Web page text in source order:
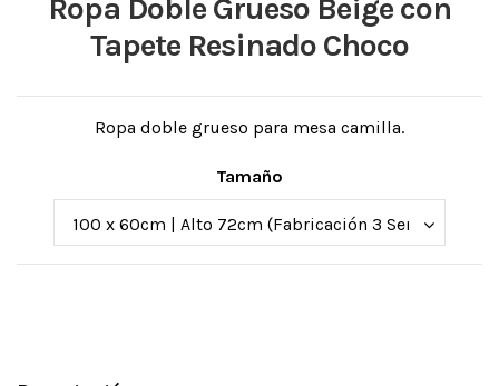
Ropa Doble Grueso Beige con
Tapete Resinado Choco
Ropa doble grueso para mesa camilla.
Tamaño